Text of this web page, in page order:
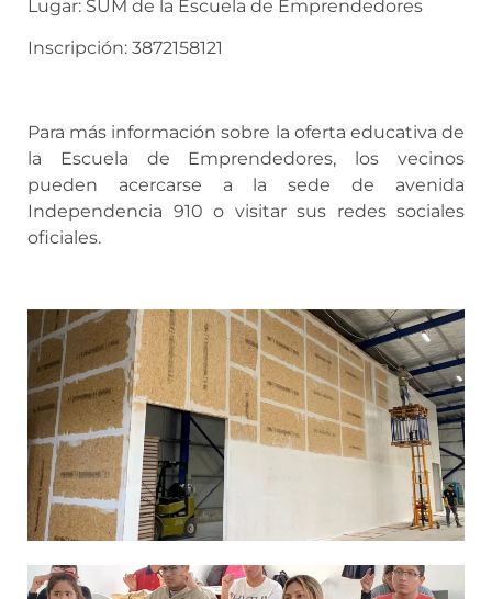
Lugar: SUM de la Escuela de Emprendedores
Inscripción: 3872158121
Para más información sobre la oferta educativa de
la Escuela de Emprendedores, los vecinos
pueden acercarse a la sede de avenida
Independencia 910 o visitar sus redes sociales
oficiales.